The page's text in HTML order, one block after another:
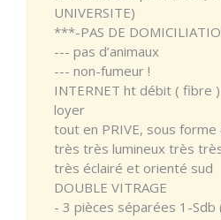
UNIVERSITE)
***-PAS DE
--- pas d’animaux
--- non-fumeur !
INTERNET ht débit ( fibre
loyer
tout en PRIVE, sous
très très lumineux très
très éclairé et orienté sud
DOUBLE VITRAGE
- 3 pièces séparées 1-Sdb